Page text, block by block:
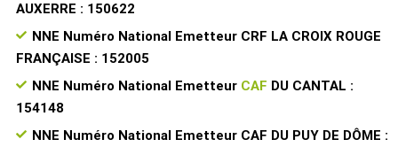
AUXERRE : 150622
NNE Numéro National Emetteur CRF LA CROIX ROUGE
FRANÇAISE : 152005
NNE Numéro National Emetteur CAF DU CANTAL :
154148
NNE Numéro National Emetteur CAF DU PUY DE DÔME :